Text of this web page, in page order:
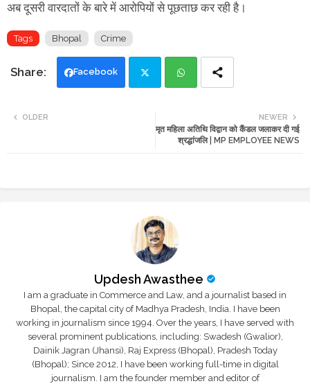
अब दूसरी वारदातों के बारे में आरोपियों से पूछताछ कर रही है।
Tags Bhopal Crime
Facebook
ats
NEWER
मृत महिला अतिथि विद्वान को कैंडल जलाकर दी गई
श्रद्धांजलि | MP EMPLOYEE NEWS
OLDER
Updesh Awasthee
I am a graduate in Commerce and Law, and a journalist based in
Bhopal, the capital city of Madhya Pradesh, India. I have been
working in journalism since 1994. Over the years, I have served with
several prominent publications, including: Swadesh (Gwalior),
Dainik Jagran (Jhansi), Raj Express (Bhopal), Pradesh Today
(Bhopal); Since 2012, I have been working full-time in digital
journalism. I am the founder member and editor of